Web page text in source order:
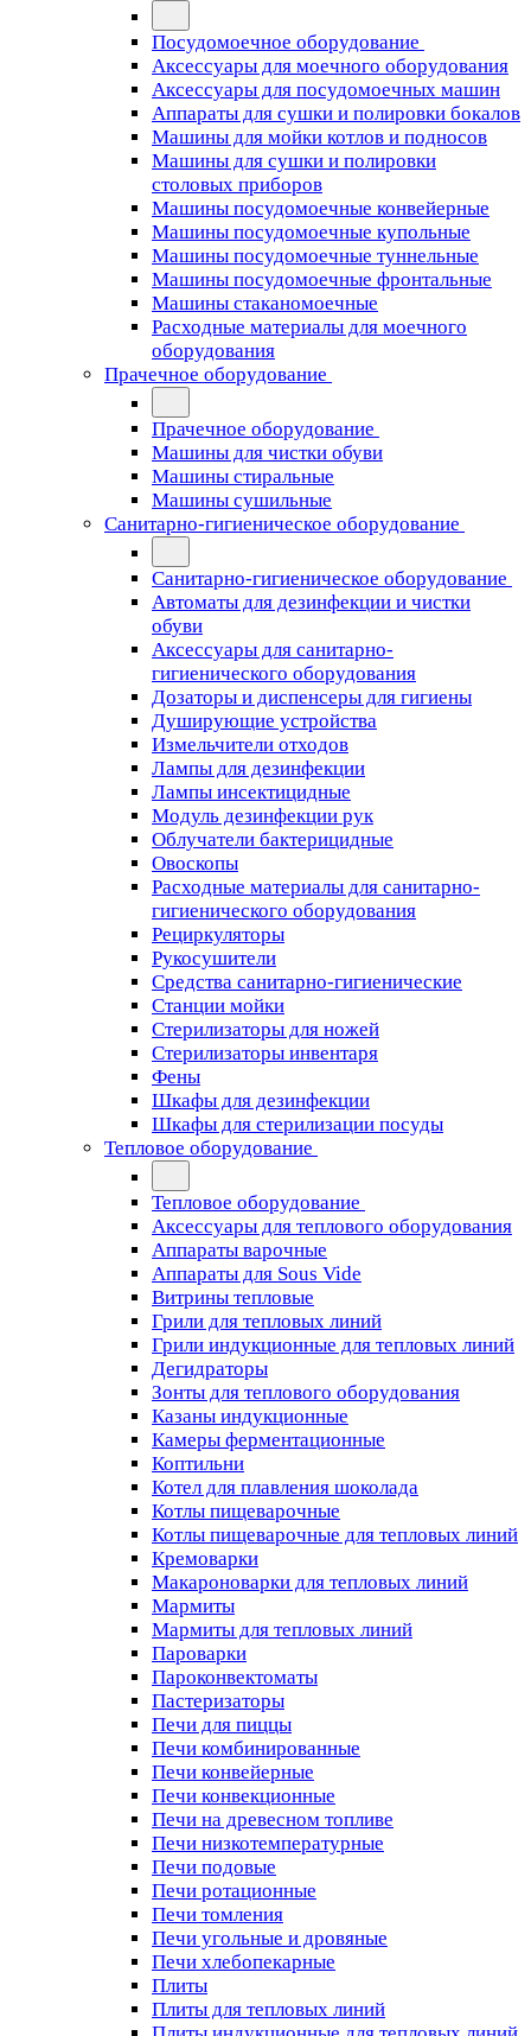
Посудомоечное оборудование
Аксессуары для моечного оборудования
Аксессуары для посудомоечных машин
Аппараты для сушки и полировки бокалов
Машины для мойки котлов и подносов
Машины для сушки и полировки
столовых приборов
Машины посудомоечные конвейерные
Машины посудомоечные купольные
Машины посудомоечные туннельные
Машины посудомоечные фронтальные
Машины стаканомоечные
Расходные материалы для моечного
оборудования
Прачечное оборудование
Прачечное оборудование
Машины для чистки обуви
Машины стиральные
Машины сушильные
Санитарно-гигиеническое оборудование
Санитарно-гигиеническое оборудование
Автоматы для дезинфекции и чистки
обуви
Аксессуары для санитарно-
гигиенического оборудования
Дозаторы и диспенсеры для гигиены
Душирующие устройства
Измельчители отходов
Лампы для дезинфекции
Лампы инсектицидные
Модуль дезинфекции рук
Облучатели бактерицидные
Овоскопы
Расходные материалы для санитарно-
гигиенического оборудования
Рециркуляторы
Рукосушители
Средства санитарно-гигиенические
Станции мойки
Стерилизаторы для ножей
Стерилизаторы инвентаря
Фены
Шкафы для дезинфекции
Шкафы для стерилизации посуды
Тепловое оборудование
Тепловое оборудование
Аксессуары для теплового оборудования
Аппараты варочные
Аппараты для Sous Vide
Витрины тепловые
Грили для тепловых линий
Грили индукционные для тепловых линий
Дегидраторы
Зонты для теплового оборудования
Казаны индукционные
Камеры ферментационные
Коптильни
Котел для плавления шоколада
Котлы пищеварочные
Котлы пищеварочные для тепловых линий
Кремоварки
Макароноварки для тепловых линий
Мармиты
Мармиты для тепловых линий
Пароварки
Пароконвектоматы
Пастеризаторы
Печи для пиццы
Печи комбинированные
Печи конвейерные
Печи конвекционные
Печи на древесном топливе
Печи низкотемпературные
Печи подовые
Печи ротационные
Печи томления
Печи угольные и дровяные
Печи хлебопекарные
Плиты
Плиты для тепловых линий